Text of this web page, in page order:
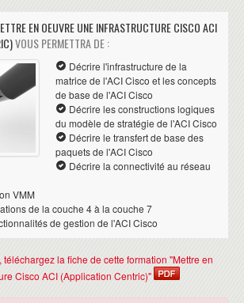
EN OEUVRE UNE INFRASTRUCTURE CISCO ACI
VOUS PERMETTRA DE :
Décrire l'infrastructure de la
matrice de l'ACI Cisco et les concepts
de base de l'ACI Cisco
Décrire les constructions logiques
du modèle de stratégie de l'ACI Cisco
Décrire le transfert de base des
paquets de l'ACI Cisco
Décrire la connectivité au réseau
VMM
de la couche 4 à la couche 7
de gestion de l'ACI Cisco
la fiche de cette formation "Mettre en
Cisco ACI (Application Centric)"